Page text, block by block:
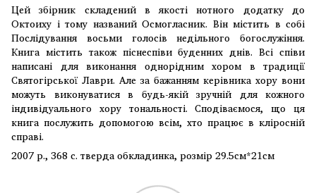
Цей збірник складений в якості нотного додатку до
Октоиху і тому названий Осмогласник. Він містить в собі
Послідування восьми голосів недільного богослужіння.
Книга містить також піснеспіви буденних днів. Всі співи
написані для виконання однорідним хором в традиції
Святогірської Лаври. Але за бажанням керівника хору вони
можуть виконуватися в будь-якій зручній для кожного
індивідуального хору тональності. Сподіваємося, що ця
книга послужить допомогою всім, хто працює в кліросній
справі.
2007 р., 368 с. тверда обкладинка, розмір 29.5см*21см